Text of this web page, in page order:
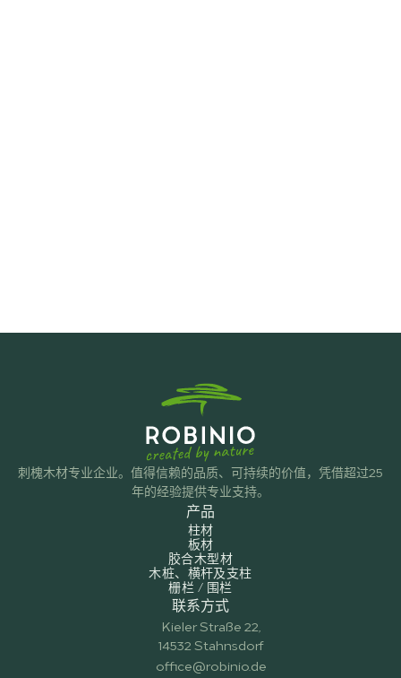
刺槐木材专业企业。值得信赖的品质、可持续的价值，凭借超过25
年的经验提供专业支持。
联系方式
Kieler Straße 22,
14532 Stahnsdorf
office@robinio.de
产品
柱材
板材
胶合木型材
木桩、横杆及支柱
栅栏 / 围栏